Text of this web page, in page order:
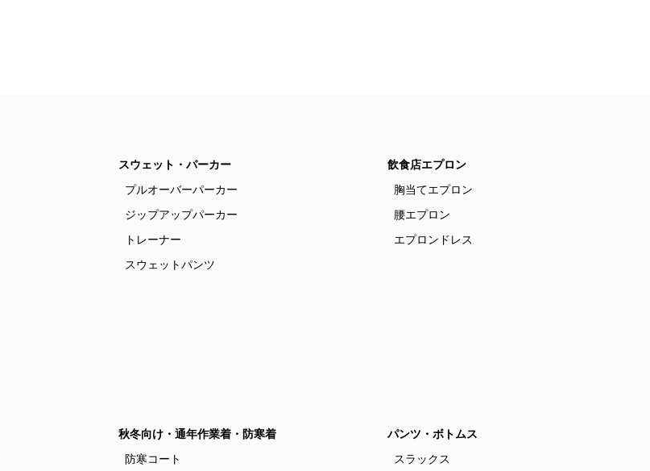
スウェット・パーカー
プルオーバーパーカー
ジップアップパーカー
トレーナー
スウェットパンツ
飲食店エプロン
胸当てエプロン
腰エプロン
エプロンドレス
秋冬向け・通年作業着・防寒着
防寒コート
パンツ・ボトムス
スラックス